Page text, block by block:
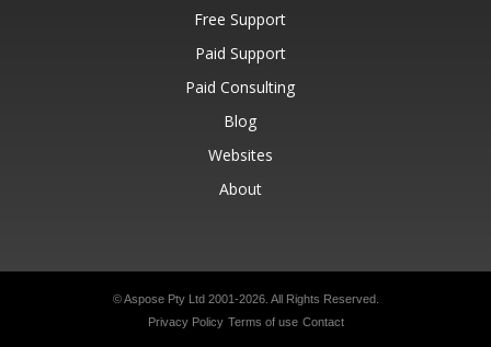
Free Support
Paid Support
Paid Consulting
Blog
Websites
About
© Aspose Pty Ltd 2001-2026. All Rights Reserved.
Privacy Policy Terms of use Contact